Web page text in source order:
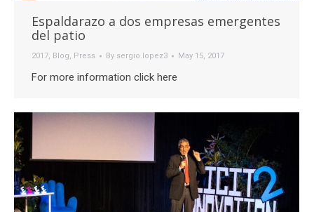
Espaldarazo a dos empresas emergentes
del patio
2017, Blog, Press By sergio.lopez3 May 15, 2017
For more information click here